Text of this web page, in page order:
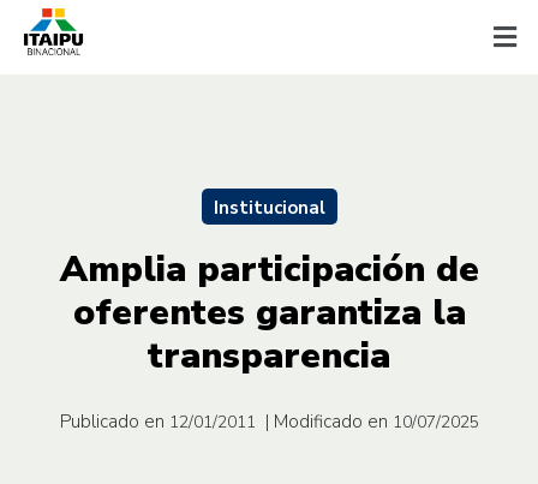
Institucional
Amplia participación de
oferentes garantiza la
transparencia
Publicado en 12/01/2011 | Modificado en 10/07/2025